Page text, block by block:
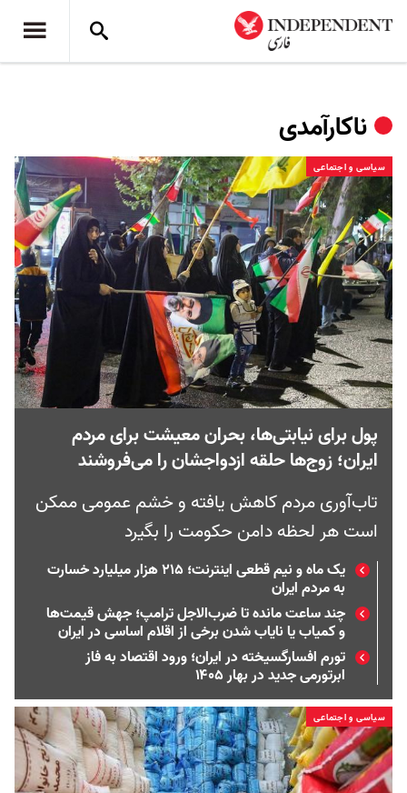
ناکارآمدی
سیاسی و اجتماعی
پول برای نیابتی‌ها، بحران معیشت برای مردم
ایران؛ زوج‌ها حلقه ازدواجشان را می‌فروشند
تاب‌آوری مردم کاهش یافته و خشم عمومی ممکن
است هر لحظه دامن حکومت را بگیرد
یک ماه و نیم قطعی اینترنت؛ ۲۱۵ هزار میلیارد خسارت
به مردم ایران
چند ساعت مانده تا ضرب‌الاجل ترامپ؛ جهش قیمت‌ها
و کمیاب یا نایاب شدن برخی از اقلام اساسی در ایران
تورم افسارگسیخته در ایران؛ ورود اقتصاد به فاز
ابرتورمی جدید در بهار ۱۴۰۵
سیاسی و اجتماعی